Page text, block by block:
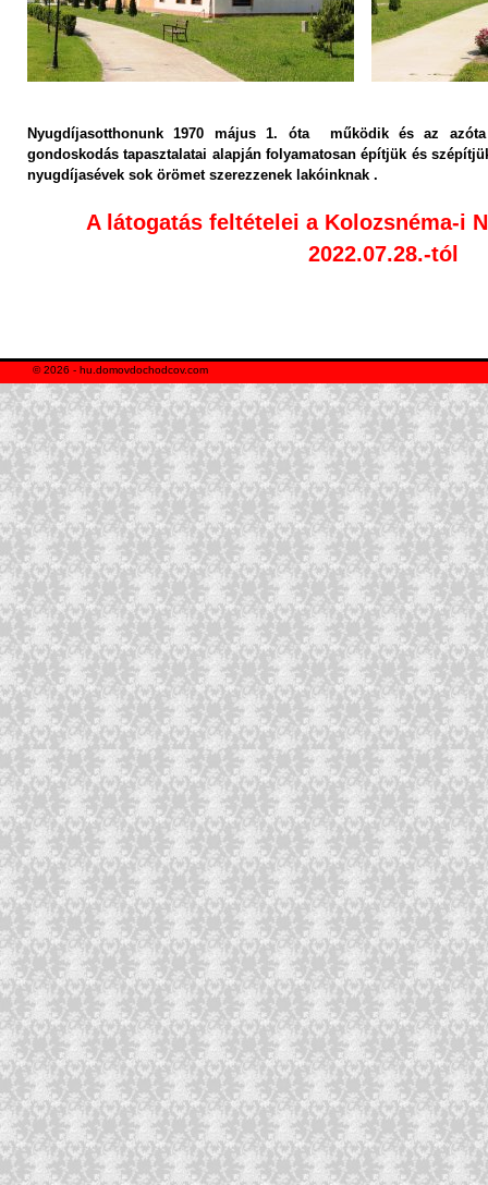
Nyugdíjasotthonunk 1970 május 1. óta működik és az
gondoskodás tapasztalatai alapján folyamatosan építjük és
nyugdíjasévek sok örömet szerezzenek lakóinknak .
A látogatás feltételei a Kolozsnéma-i
2022.07.28.-tól
© 2026 - hu.domovdochodcov.com